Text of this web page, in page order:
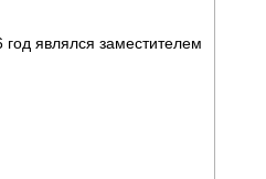
являлся заместителем